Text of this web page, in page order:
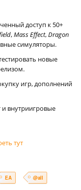
доступ к 50+
,Mass Effect,Dragon
симуляторы.
новые
игр, дополнений
и внутриигровые
тут
EA @all